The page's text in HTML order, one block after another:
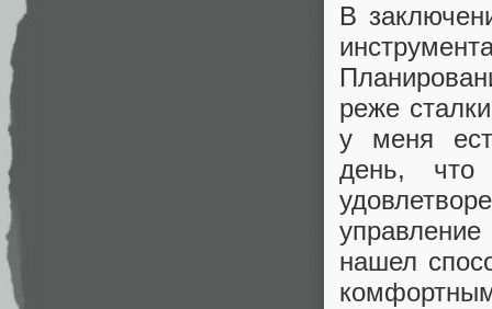
В
реже
у меня
день, что
нашел